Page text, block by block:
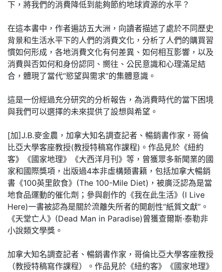
下，將我們的消費降低到能夠節約地球資源的水平？
在這本書中，作者遍訪五大洲，向讀者描述了處於不同歷史
背景和生活水平下的人們的消費文化，分析了人們的購買習
慣如何形成，各地消費文化有何差異、如何相互影響，以及
消費與否如何和身份認同、嚮往、公民意識和心理滿足結
合，體現了當代“慾望與需求”的集體意識。
這是一份經過充分研究的分析報告，為消費時代的當下困境
與我們可以選擇的未來提供了設想與希望。
[加]J.B.麥金農，加拿大知名調查記者、暢銷書作家，哥倫
比亞大學客座教授(教授特稿寫作課程)。作品見於《紐約
客》《國家地理》《大西洋月刊》等，曾獲眾多新聞業的國
家和國際獎項，出版過4本非虛構類書籍，包括加拿大暢銷
書《100英里飲食》(The 100-Mile Diet)，被廣泛認為是當
地食品運動的催化劑；參與創作的《我在此生活》(I Live
Here)一書被認為是關於流離失所者的開創性“紙質文獻”。
《天堂亡人》(Dead Man in Paradise)曾獲查爾斯·泰勒非
小說類文學獎。
加拿大知名調查記者、暢銷書作家，哥倫比亞大學客座教授
（教授特稿寫作課程）。作品見於《紐約客》《國家地理》